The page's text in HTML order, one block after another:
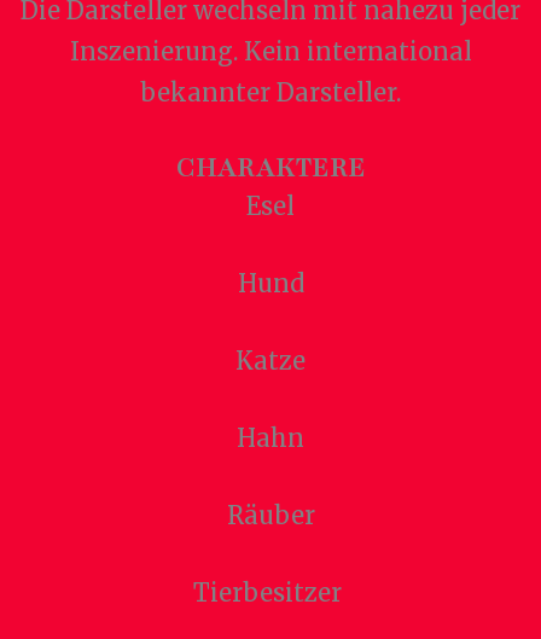
Die Darsteller wechseln mit nahezu jeder
Inszenierung. Kein international
bekannter Darsteller.
CHARAKTERE
Esel
Hund
Katze
Hahn
Räuber
Tierbesitzer